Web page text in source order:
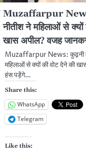
Muzaffarpur
नीतीश ने महिलाओं से
खास अपील? वजह
Muzaffarpur News: कुढ़नी
महिलाओं से क्यों की वोट देने की
हंस पड़ेंगे…
Share this:
WhatsApp
Telegram
Like this: